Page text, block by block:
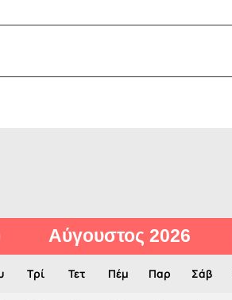
Αύγουστος 2026
Τρί Τετ Πέμ Παρ Σάβ